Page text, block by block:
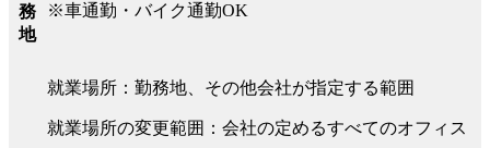
務
地
※車通勤・バイク通勤OK
就業場所：勤務地、その他会社が指定する範囲
就業場所の変更範囲：会社の定めるすべてのオフィス